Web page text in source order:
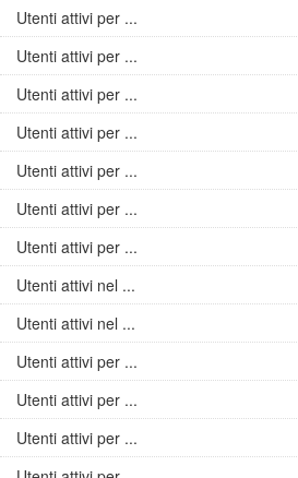
Utenti attivi per ...
Utenti attivi per ...
Utenti attivi per ...
Utenti attivi per ...
Utenti attivi per ...
Utenti attivi per ...
Utenti attivi per ...
Utenti attivi nel ...
Utenti attivi nel ...
Utenti attivi per ...
Utenti attivi per ...
Utenti attivi per ...